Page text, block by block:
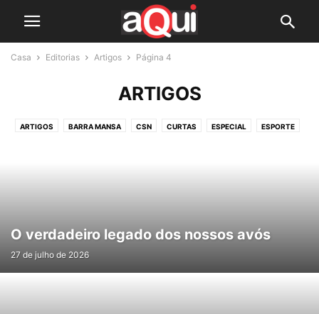
Casa Editorias Artigos Página 4
ARTIGOS
ARTIGOS BARRA MANSA CSN CURTAS ESPECIAL ESPORTE
O verdadeiro legado dos nossos avós
27 de julho de 2026